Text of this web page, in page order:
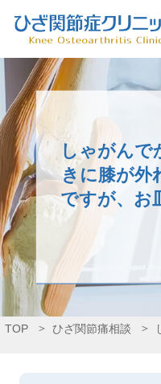
しゃがんで
きに膝が外
ですが、お
TOP ひざ関節痛相談